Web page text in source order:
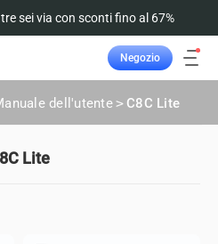
sei via con sconti fino al 67%
Negozio
dell'utente> C8C Lite
Lite